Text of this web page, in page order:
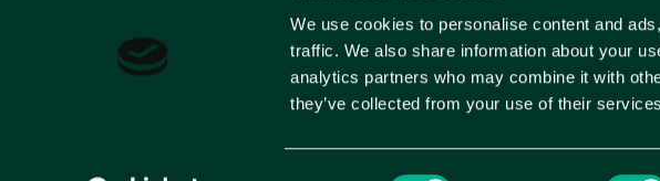
We use cookies to personalise content and
traffic. We also share information about your
analytics partners who may combine it with
they’ve collected from your use of their
Om emballage
10% på ditt första köp
Lär dig mer